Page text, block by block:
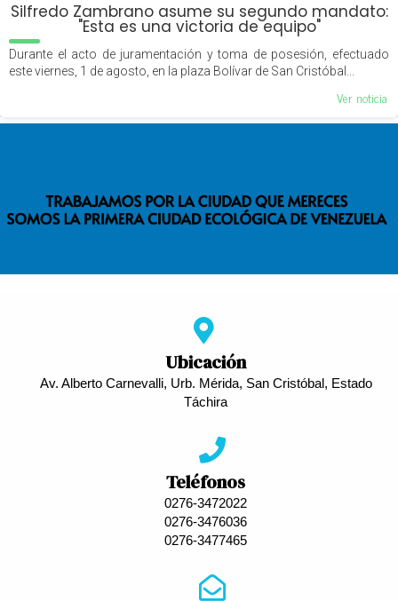
Silfredo Zambrano asume su segundo mandato:
"Esta es una victoria de equipo"
Durante el acto de juramentación y toma de posesión, efectuado
este viernes, 1 de agosto, en la plaza Bolívar de San Cristóbal...
Ver noticia
Ubicación
Av. Alberto Carnevalli, Urb. Mérida, San Cristóbal, Estado
Táchira
Teléfonos
0276-3472022
0276-3476036
0276-3477465